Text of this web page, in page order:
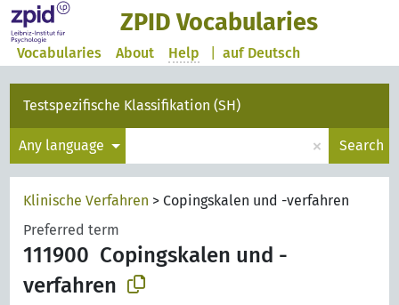
ZPID Vocabularies
auf Deutsch
Vocabularies About Help
Testspezifische Klassifikation (SH)
Any language × Search
Klinische Verfahren > Copingskalen und -verfahren
Preferred term
111900 Copingskalen und -
verfahren